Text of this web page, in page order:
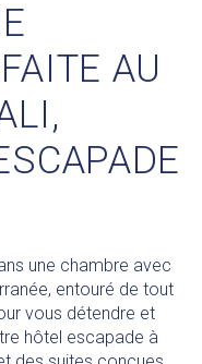
AU
une chambre avec
entouré de tout
vous détendre et
hôtel escapade à